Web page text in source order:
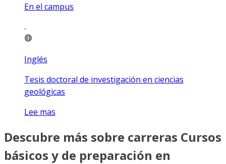
En el campus
Inglés
Tesis doctoral de investigación en ciencias
geológicas
Lee mas
Descubre más sobre carreras Cursos
básicos y de preparación en